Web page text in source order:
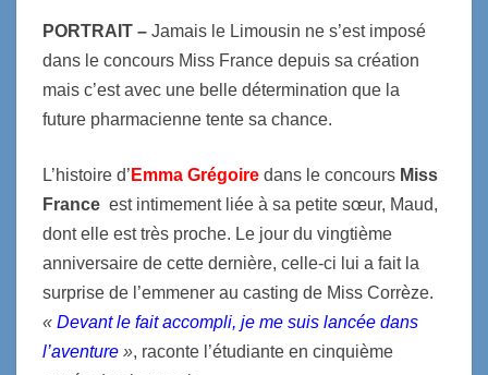
PORTRAIT – Jamais le Limousin ne s’est imposé
dans le concours Miss France depuis sa création
mais c’est avec une belle détermination que la
future pharmacienne tente sa chance.
L’histoire d’ Emma Grégoire dans le concours Miss
France est intimement liée à sa petite sœur, Maud,
dont elle est très proche. Le jour du vingtième
anniversaire de cette dernière, celle-ci lui a fait la
surprise de l’emmener au casting de Miss Corrèze.
« Devant le fait accompli, je me suis lancée dans
l’aventure », raconte l’étudiante en cinquième